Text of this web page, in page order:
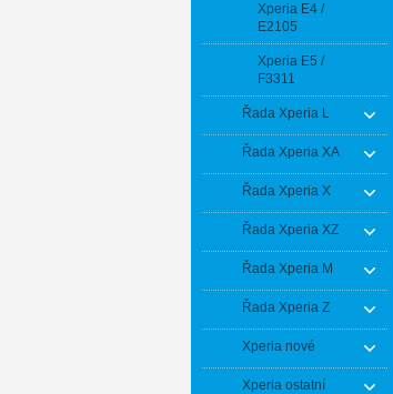
Xperia E4 /
E2105
Xperia E5 /
F3311
Řada Xperia L
Řada Xperia XA
Řada Xperia X
Řada Xperia XZ
Řada Xperia M
Řada Xperia Z
Xperia nové
Xperia ostatní